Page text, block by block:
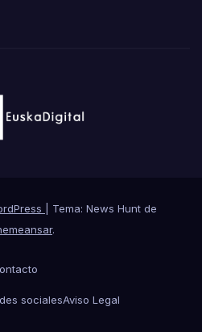
Tema: News Hunt de
.
socialesAviso Legal